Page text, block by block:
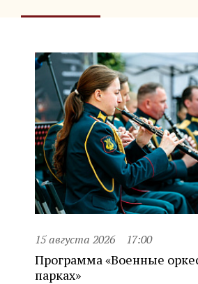
15 августа 2026 17:00
Программа «Военные
парках»